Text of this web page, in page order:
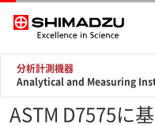
分析計測機器
Analytical and Measuring
ASTM D7575に